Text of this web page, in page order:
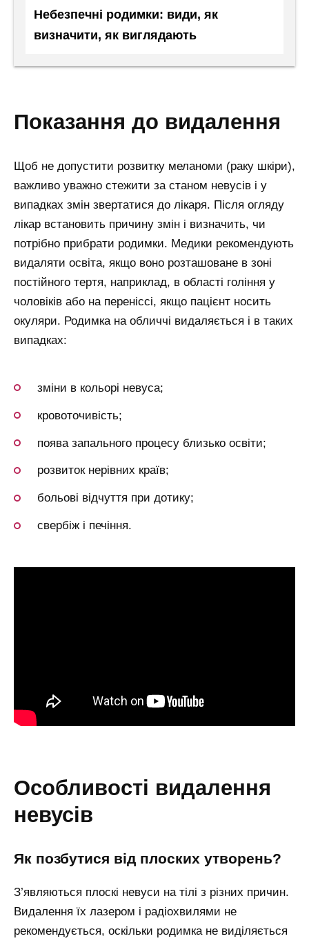
Небезпечні родимки: види, як
визначити, як виглядають
показання до видалення
Щоб не допустити розвитку меланоми (раку шкіри),
важливо уважно стежити за станом невусів і у
випадках змін звертатися до лікаря. Після огляду
лікар встановить причину змін і визначить, чи
потрібно прибрати родимки. Медики рекомендують
видаляти освіта, якщо воно розташоване в зоні
постійного тертя, наприклад, в області гоління у
чоловіків або на переніссі, якщо пацієнт носить
окуляри. Родимка на обличчі видаляється і в таких
випадках:
зміни в кольорі невуса;
кровоточивість;
поява запального процесу близько освіти;
розвиток нерівних країв;
больові відчуття при дотику;
свербіж і печіння.
особливості видалення
невусів
як позбутися від плоских утворень?
З’являються плоскі невуси на тілі з різних причин.
Видалення їх лазером і радіохвилями не
рекомендується, оскільки родимка не виділяється